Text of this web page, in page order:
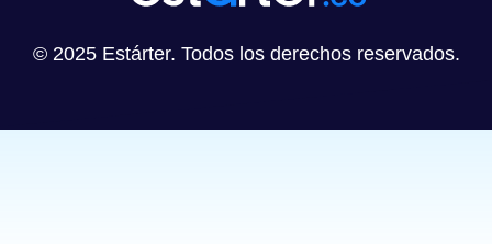
© 2025 Estárter. Todos los derechos reservados.